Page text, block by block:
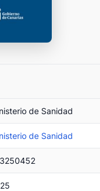
de Sanidad
de Sanidad